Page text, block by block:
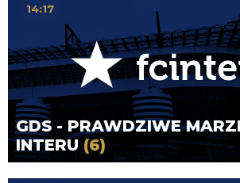
GDS - PRAWDZIWE
INTERU(6)
14:17